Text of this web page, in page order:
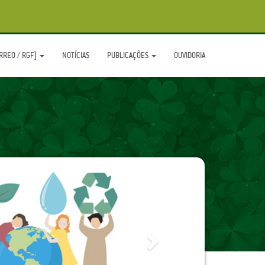
/ RGF] NOTÍCIAS PUBLICAÇÕES OUVIDORIA